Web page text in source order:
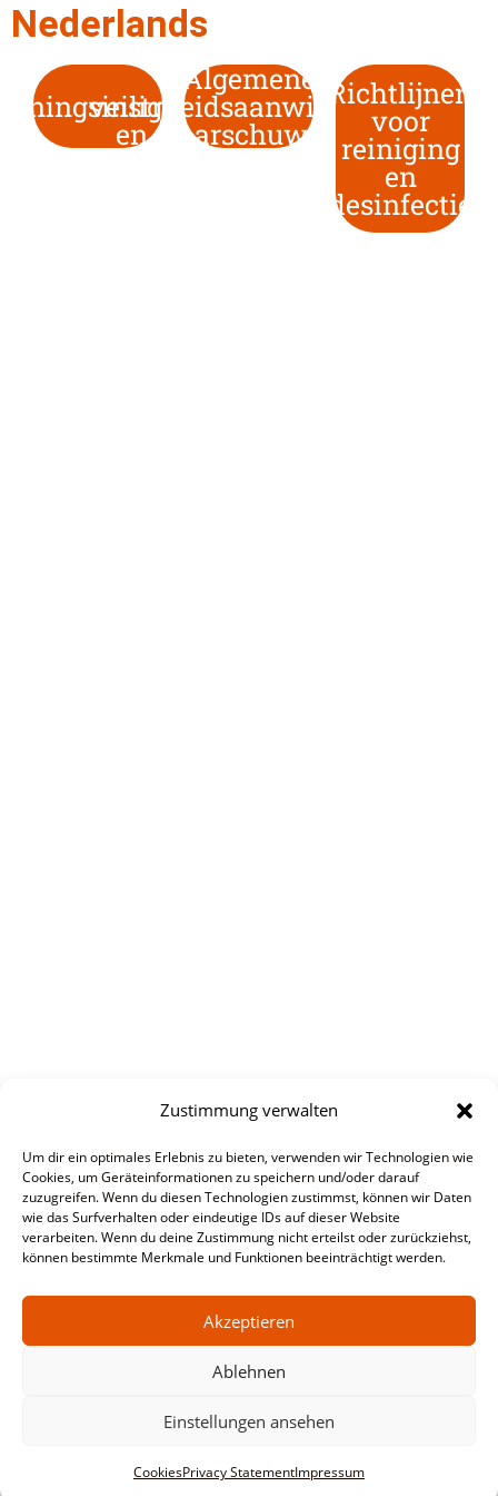
Zustimmung verwalten
Um dir ein optimales Erlebnis zu bieten, verwenden wir Technologien wie
Cookies, um Geräteinformationen zu speichern und/oder darauf
zuzugreifen. Wenn du diesen Technologien zustimmst, können wir Daten
wie das Surfverhalten oder eindeutige IDs auf dieser Website
verarbeiten. Wenn du deine Zustimmung nicht erteilst oder zurückziehst,
können bestimmte Merkmale und Funktionen beeinträchtigt werden.
Akzeptieren
Ablehnen
Einstellungen ansehen
CookiesPrivacy StatementImpressum
Nederlands
Algemene
veiligheidsaanwijzingen
en waarschuwingen
Richtlijnen
voor
reiniging
en
desinfectie